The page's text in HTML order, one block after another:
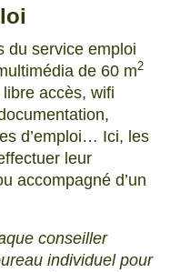
du service emploi
de 60 m2
accès, wifi
d’emploi… Ici, les
leur
accompagné d’un
conseiller
individuel pour